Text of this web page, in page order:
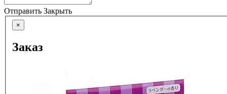
Отправить Закрыть
×
Заказ